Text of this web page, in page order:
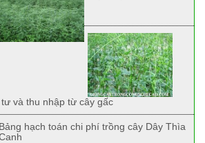
và thu nhập từ cây gấc
Bảng hạch toán chi phí trồng cây Dây Thìa